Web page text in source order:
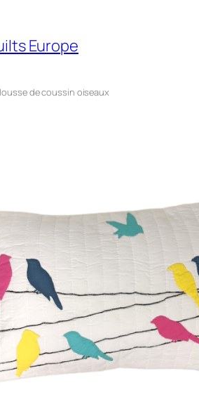
Europe
de coussin oiseaux